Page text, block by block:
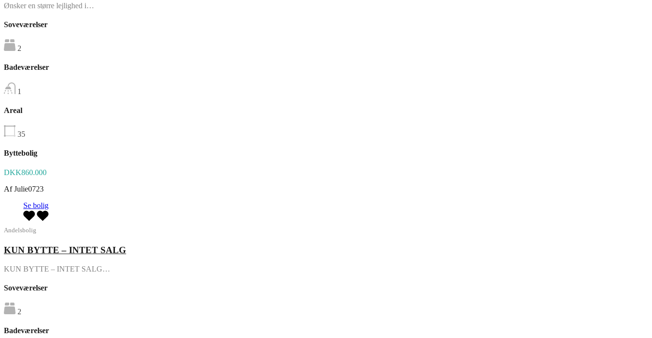
Ønsker en større lejlighed i…
Soveværelser
2
Badeværelser
1
Areal
35
Byttebolig
DKK860.000
AfJulie0723
Se bolig
Andelsbolig
KUN BYTTE – INTET SALG
KUN BYTTE – INTET SALG…
Soveværelser
2
Badeværelser